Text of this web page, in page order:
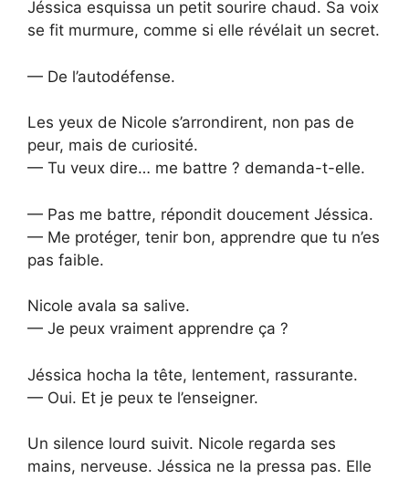
Jéssica esquissa un petit sourire chaud. Sa voix
se fit murmure, comme si elle révélait un secret.
— De l’autodéfense.
Les yeux de Nicole s’arrondirent, non pas de
peur, mais de curiosité.
— Tu veux dire… me battre ? demanda-t-elle.
— Pas me battre, répondit doucement Jéssica.
— Me protéger, tenir bon, apprendre que tu n’es
pas faible.
Nicole avala sa salive.
— Je peux vraiment apprendre ça ?
Jéssica hocha la tête, lentement, rassurante.
— Oui. Et je peux te l’enseigner.
Un silence lourd suivit. Nicole regarda ses
mains, nerveuse. Jéssica ne la pressa pas. Elle